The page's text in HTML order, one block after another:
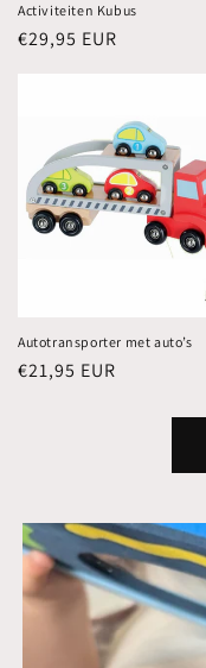
Activiteiten Kubus
Normale
€29,95 EUR
Autotransporter met auto’s
Normale
€21,95 EUR